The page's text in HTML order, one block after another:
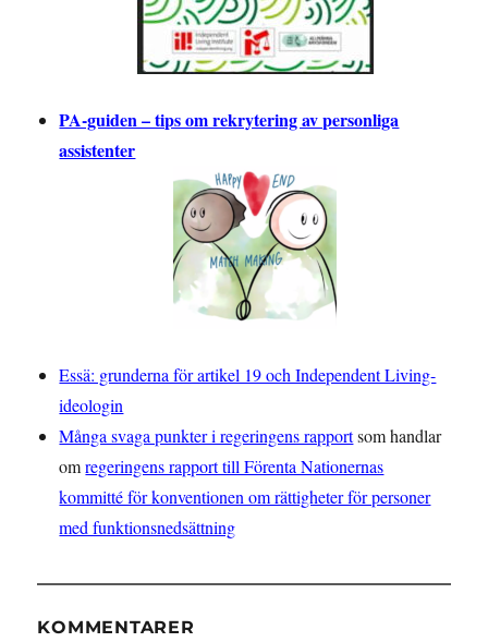
PA-guiden – tips om rekrytering av personliga
assistenter
Essä: grunderna för artikel 19 och Independent Living-
ideologin
Många svaga punkter i regeringens rapportsom handlar
omregeringens rapport till Förenta Nationernas
kommitté för konventionen om rättigheter för personer
med funktionsnedsättning
KOMMENTARER